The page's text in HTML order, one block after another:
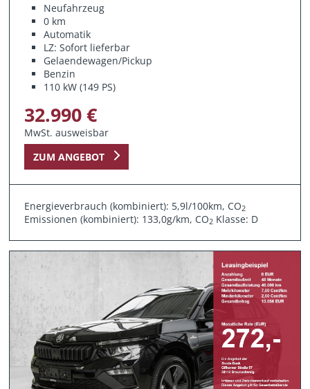
Neufahrzeug
0 km
Automatik
LZ: Sofort lieferbar
Gelaendewagen/Pickup
Benzin
110 kW (149 PS)
32.990 €
MwSt. ausweisbar
ZUM ANGEBOT
Energieverbrauch (kombiniert): 5,9l/100km, CO2
Emissionen (kombiniert): 133,0g/km, CO2 Klasse: D